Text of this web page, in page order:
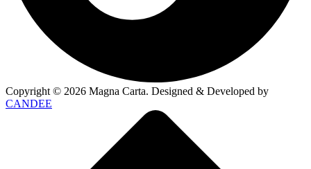
Copyright © 2026 Magna Carta. Designed & Developed by
CANDEE